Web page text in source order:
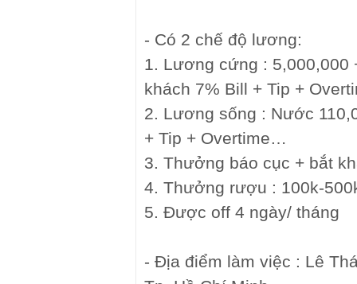
- Có 2 chế độ lương:
1. Lương cứng : 5,000,000
khách 7% Bill + Tip +
2. Lương sống : Nước
+ Tip + Overtime…
3. Thưởng báo cục + bắt
4. Thưởng rượu : 100k-
5. Được off 4 ngày/ tháng
- Địa điểm làm việc : Lê